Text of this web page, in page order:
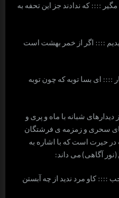
:::: که ندادند جز این تحفه به
:::: اگر از خمر بهشت است
:::: ای بسا توبه که چون توبه
شبانه با ماه و پری و
سحری و زمزمه ی فرشتگان
حیرت است که با اشاره به
آگاهی) می داند:
کاو مرد ندید از چه آبستن